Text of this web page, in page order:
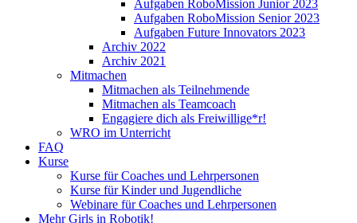
Aufgaben RoboMission Junior 2023
Aufgaben RoboMission Senior 2023
Aufgaben Future Innovators 2023
Archiv 2022
Archiv 2021
Mitmachen
Mitmachen als Teilnehmende
Mitmachen als Teamcoach
Engagiere dich als Freiwillige*r!
WRO im Unterricht
FAQ
Kurse
Kurse für Coaches und Lehrpersonen
Kurse für Kinder und Jugendliche
Webinare für Coaches und Lehrpersonen
Mehr Girls in Robotik!